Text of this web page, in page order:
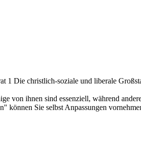
1 Die christlich-soziale und liberale
von ihnen sind essenziell, während
können Sie selbst Anpassungen